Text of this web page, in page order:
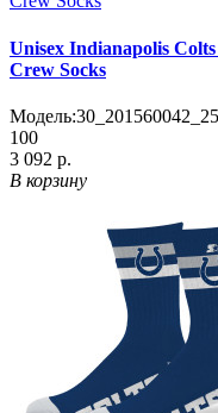
Unisex Indianapolis
Crew Socks
Модель:30_201560042_25
100
3 092 р.
В корзину